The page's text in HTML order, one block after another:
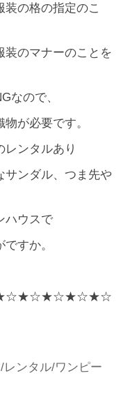
装の格の指定のこ
装のマナーのことを
なので、
が必要です。
レンタルあり
ンダル、つま先や
ハウスで
すか。
レンタル/ワンピー